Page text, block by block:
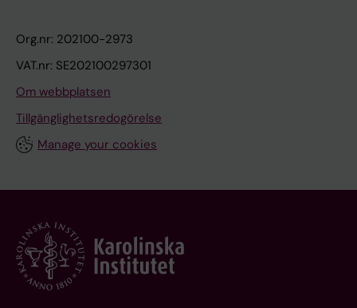
Org.nr: 202100-2973
VAT.nr: SE202100297301
Om webbplatsen
Tillgänglighetsredogörelse
Manage your cookies